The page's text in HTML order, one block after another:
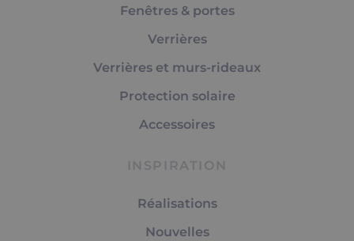
Fenêtres & portes
Verrières
Verrières et murs-rideaux
Protection solaire
Accessoires
INSPIRATION
Réalisations
Nouvelles